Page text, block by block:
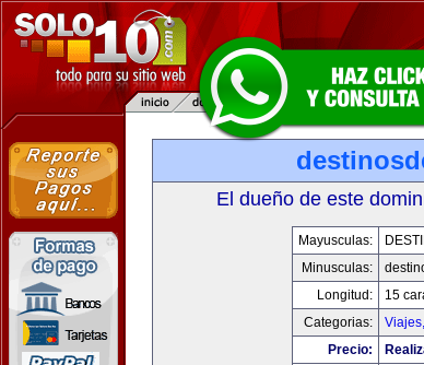
El dueño de este
Mayusculas:
Minusculas:
Longitud:
15
Categorias:
Precio: